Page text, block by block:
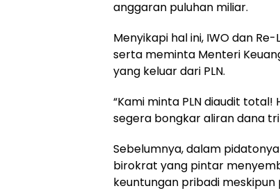
anggaran puluhan miliar.
Menyikapi hal ini, IWO dan
serta meminta Menteri
yang keluar dari PLN.
“Kami minta PLN diaudit
segera bongkar aliran dana
Sebelumnya, dalam
birokrat yang pintar
keuntungan pribadi meskipun